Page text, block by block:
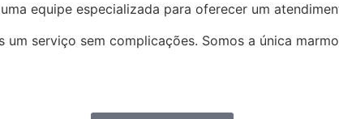
equipe especializada para oferecer um
serviço sem complicações. Somos a única